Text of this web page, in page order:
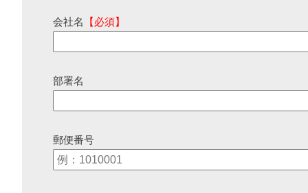
会社名 【必須】
部署名
郵便番号